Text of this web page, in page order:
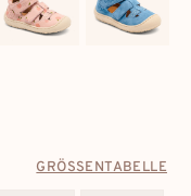
GRÖSSENTABELLE